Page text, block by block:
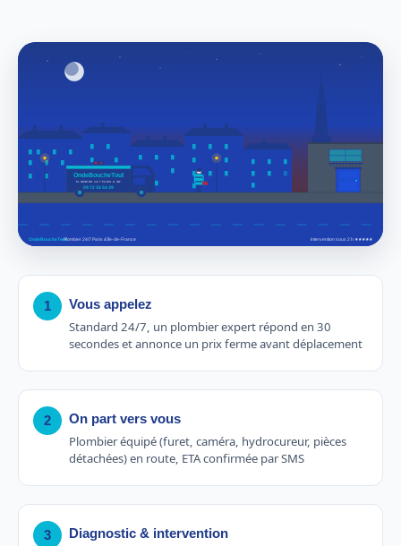
1 Vous appelez
Standard 24/7, un plombier expert répond en 30
secondes et annonce un prix ferme avant déplacement
2 On part vers vous
Plombier équipé (furet, caméra, hydrocureur, pièces
détachées) en route, ETA confirmée par SMS
3 Diagnostic & intervention